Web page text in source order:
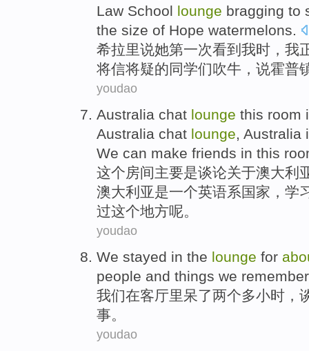
Law School lounge bragging to
the size of Hope watermelons.
希拉里说她第一次看到 我时， 我
将信将疑的同学们吹牛，说霍普
youdao
Australia chat lounge this room
Australia chat lounge, Australia
We can make friends in this
这个房间主要是谈论关于澳大利
澳大利亚是一个英语系国家 ，学
过这个地方呢。
youdao
We stayed in the lounge for
people and things we
我们在客厅里呆了两个多小时 ，
事 。
youdao